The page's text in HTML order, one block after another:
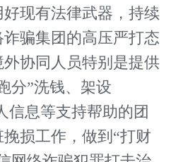
现有法律武器，持续
骗集团的高压严打态
协同人员特别是提供
分”洗钱、架设
信息等支持帮助的团
损工作，做到“打财